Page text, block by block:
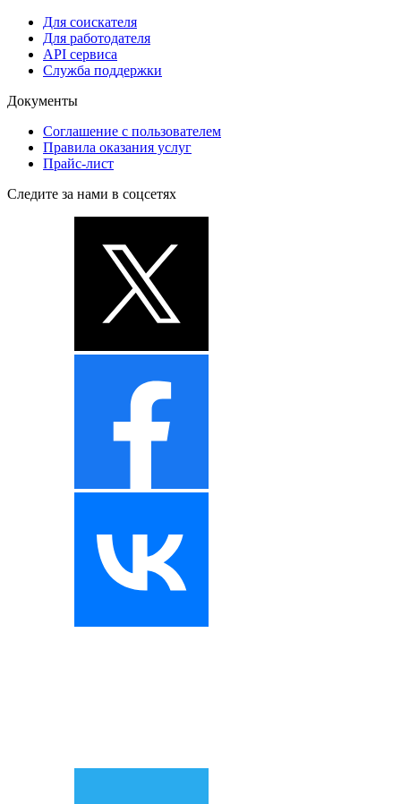
Для соискателя
Для работодателя
API сервиса
Служба поддержки
Документы
Соглашение с пользователем
Правила оказания услуг
Прайс-лист
Следите за нами в соцсетях